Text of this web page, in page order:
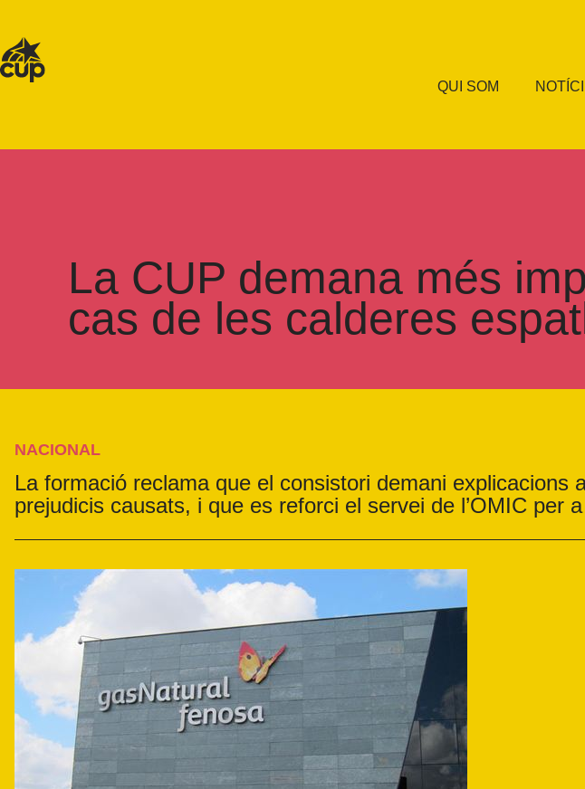
QUI SOM
La CUP demana més
cas de les calderes
NACIONAL
La formació reclama que el consistori demani explicacions
prejudicis causats, i que es reforci el servei de l’OMIC per